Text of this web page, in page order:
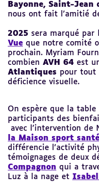
Bayonne, Saint-Jean
nous ont fait l'amitié
2025 sera marqué par
Vue que notre comité
prochain. Myriam
combien AVH 64 est
Atlantiques pour tout
déficience visuelle.
On espère que la table
participants des
avec l'intervention de
la Maison sport
différencie l'activité
témoignages de deux
Compagnon qui a
Luz à la nage et